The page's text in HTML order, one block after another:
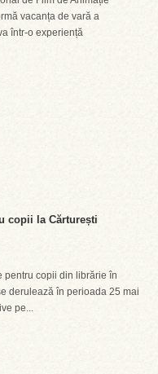
vacanța de vară a
într-o experiență
copii la Cărturești
pentru copii din librărie în
derulează în perioada 25 mai
pe...